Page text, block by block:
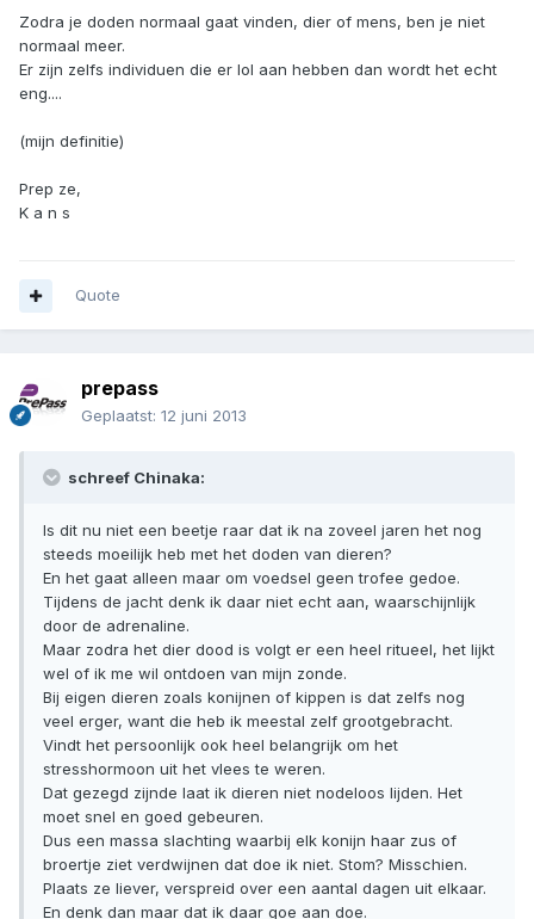
Zodra je doden normaal gaat vinden, dier of mens, ben je niet
normaal meer.
Er zijn zelfs individuen die er lol aan hebben dan wordt het echt
eng....
(mijn definitie)
Prep ze,
K a n s
Quote
prepass
Geplaatst: 12 juni 2013
schreef Chinaka:
Is dit nu niet een beetje raar dat ik na zoveel jaren het nog
steeds moeilijk heb met het doden van dieren?
En het gaat alleen maar om voedsel geen trofee gedoe.
Tijdens de jacht denk ik daar niet echt aan, waarschijnlijk
door de adrenaline.
Maar zodra het dier dood is volgt er een heel ritueel, het lijkt
wel of ik me wil ontdoen van mijn zonde.
Bij eigen dieren zoals konijnen of kippen is dat zelfs nog
veel erger, want die heb ik meestal zelf grootgebracht.
Vindt het persoonlijk ook heel belangrijk om het
stresshormoon uit het vlees te weren.
Dat gezegd zijnde laat ik dieren niet nodeloos lijden. Het
moet snel en goed gebeuren.
Dus een massa slachting waarbij elk konijn haar zus of
broertje ziet verdwijnen dat doe ik niet. Stom? Misschien.
Plaats ze liever, verspreid over een aantal dagen uit elkaar.
En denk dan maar dat ik daar goe aan doe.